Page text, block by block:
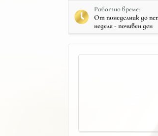
Работно време:
От понеделник до
неделя - почивен ден